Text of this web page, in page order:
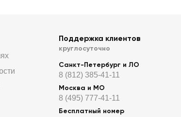
Поддержка клиентов
круглосуточно
Санкт-Петербург и ЛО
8 (812) 385-41-11
Москва и МО
8 (495) 777-41-11
Бесплатный номер